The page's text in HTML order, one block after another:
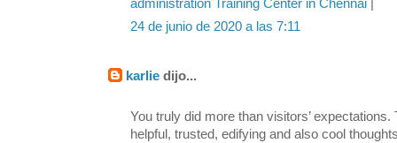
administration Training Center in Chennai
24 de junio de 2020 a las 7:11
karlie dijo...
You truly did more than visitors’
helpful, trusted, edifying and also cool